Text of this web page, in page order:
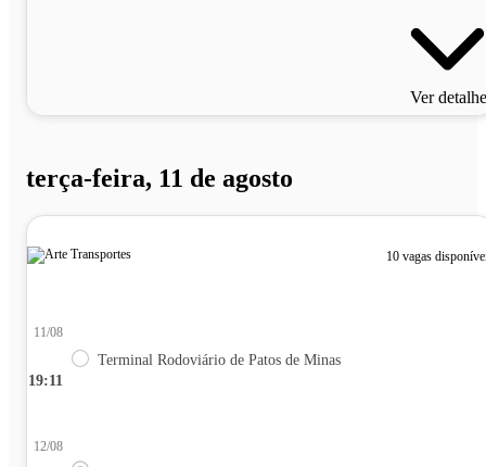
Ver
terça-feira, 11 de agosto
10 vagas
19:11
11/08
Terminal Rodoviário de Patos de Minas
12/08